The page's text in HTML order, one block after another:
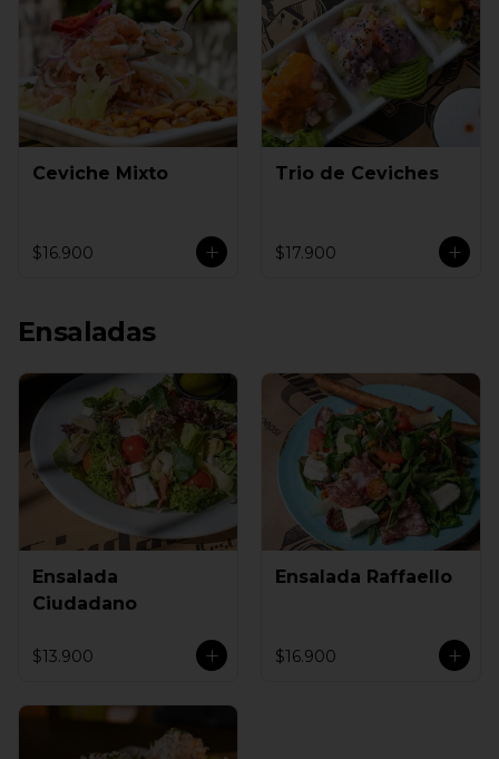
Ceviche Mixto
$16.900
Trio de Ceviches
$17.900
Ensaladas
Ensalada
Ciudadano
$13.900
Ensalada Raffaello
$16.900